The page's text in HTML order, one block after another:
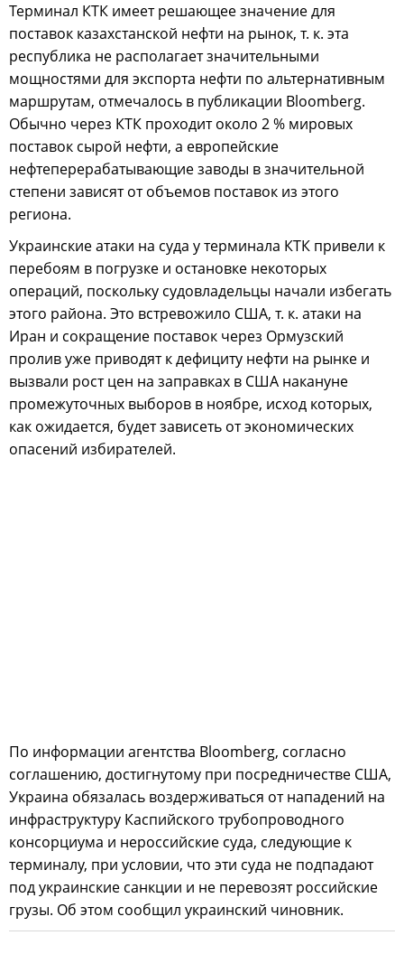
Терминал КТК имеет решающее значение для
поставок казахстанской нефти на рынок, т. к. эта
республика не располагает значительными
мощностями для экспорта нефти по альтернативным
маршрутам, отмечалось в публикации Bloomberg.
Обычно через КТК проходит около 2 % мировых
поставок сырой нефти, а европейские
нефтеперерабатывающие заводы в значительной
степени зависят от объемов поставок из этого
региона.
Украинские атаки на суда у терминала КТК привели к
перебоям в погрузке и остановке некоторых
операций, поскольку судовладельцы начали избегать
этого района. Это встревожило США, т. к. атаки на
Иран и сокращение поставок через Ормузский
пролив уже приводят к дефициту нефти на рынке и
вызвали рост цен на заправках в США накануне
промежуточных выборов в ноябре, исход которых,
как ожидается, будет зависеть от экономических
опасений избирателей.
По информации агентства Bloomberg, согласно
соглашению, достигнутому при посредничестве США,
Украина обязалась воздерживаться от нападений на
инфраструктуру Каспийского трубопроводного
консорциума и нероссийские суда, следующие к
терминалу, при условии, что эти суда не подпадают
под украинские санкции и не перевозят российские
грузы. Об этом сообщил украинский чиновник.